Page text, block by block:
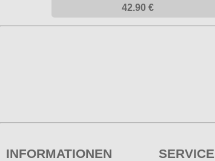
42.90 €
INFORMATIONEN SERVICE